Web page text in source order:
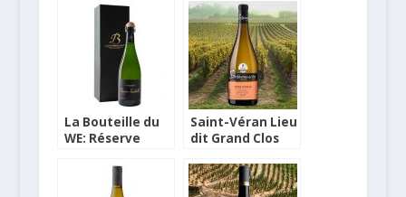
La Bouteille du
WE: Réserve
Domaine Louis
Brochet
Saint-Véran Lieu
dit Grand Clos
WE